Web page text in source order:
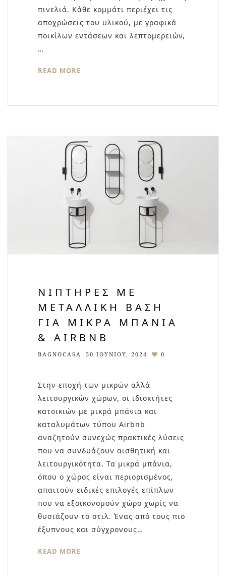
πινελιά. Κάθε κομμάτι περιέχει τις
αποχρώσεις του υλικού, με γραφικά
ποικίλων εντάσεων και λεπτομερειών,
…
READ MORE
ΝΙΠΤΉΡΕΣ ΜΕ
ΜΕΤΑΛΛΙΚΉ ΒΆΣΗ
ΓΙΑ ΜΙΚΡΆ ΜΠΆΝΙΑ
& AIRBNB
BAGNOCASA 30 ΙΟΥΝΊΟΥ, 2024 0
Στην εποχή των μικρών αλλά
λειτουργικών χώρων, οι ιδιοκτήτες
κατοικιών με μικρά μπάνια και
καταλυμάτων τύπου Airbnb
αναζητούν συνεχώς πρακτικές λύσεις
που να συνδυάζουν αισθητική και
λειτουργικότητα. Τα μικρά μπάνια,
όπου ο χώρος είναι περιορισμένος,
απαιτούν ειδικές επιλογές επίπλων
που να εξοικονομούν χώρο χωρίς να
θυσιάζουν το στιλ. Ένας από τους πιο
έξυπνους και σύγχρονους…
READ MORE